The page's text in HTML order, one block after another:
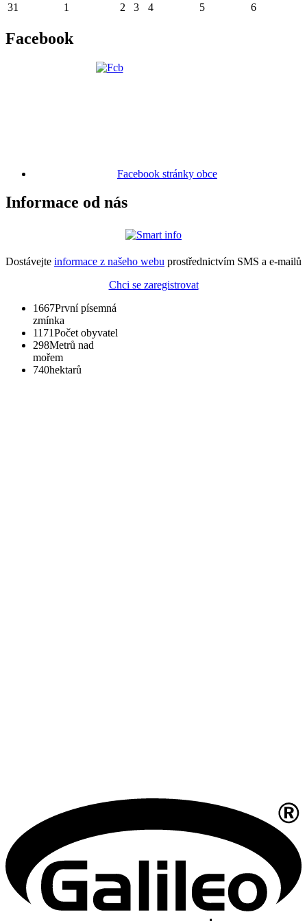
31 1 2 3 4 5 6
Facebook
Facebook stránky obce
Informace od nás
Dostávejte informace z našeho webu prostřednictvím SMS a e-mailů
Chci se zaregistrovat
1667První písemná
zmínka
1171Počet obyvatel
298Metrů nad
mořem
740hektarů